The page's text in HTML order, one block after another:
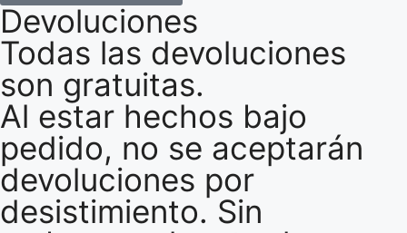
Devoluciones
Todas las devoluciones
son gratuitas.
Al estar hechos bajo
pedido, no se aceptarán
devoluciones por
desistimiento. Sin